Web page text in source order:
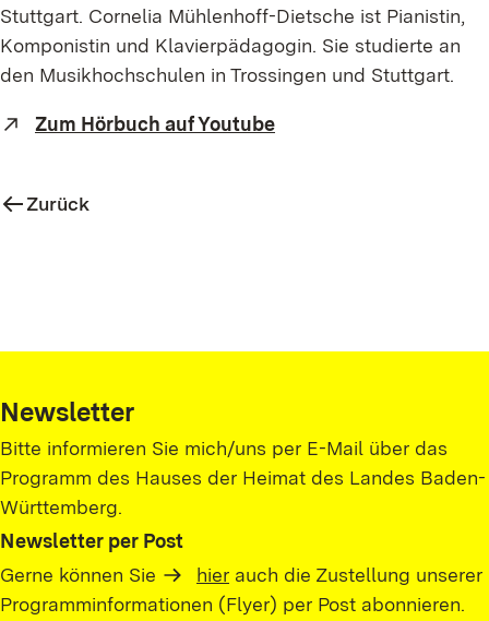
Stuttgart. Cornelia Mühlenhoff-Dietsche ist Pianistin,
Komponistin und Klavierpädagogin. Sie studierte an
den Musikhochschulen in Trossingen und Stuttgart.
Zum Hörbuch auf Youtube
Zurück
Newsletter
Bitte informieren Sie mich/uns per E-Mail über das
Programm des Hauses der Heimat des Landes Baden-
Württemberg.
Newsletter per Post
Gerne können Sie
hier auch die Zustellung unserer
Programminformationen (Flyer) per Post abonnieren.